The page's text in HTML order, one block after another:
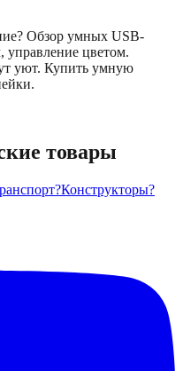
Обзор умных USB-
управление цветом.
уют. Купить умную
товары
?Конструкторы?